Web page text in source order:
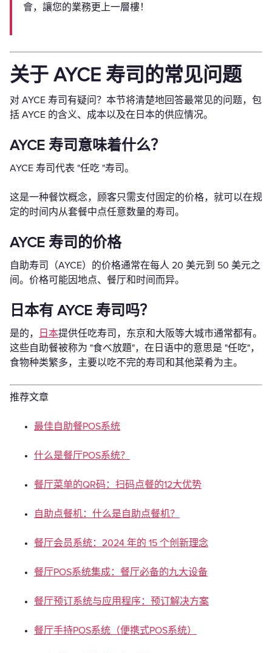
會，讓您的業務更上一層樓！
关于 AYCE 寿司的常见问题
对 AYCE 寿司有疑问？本节将清楚地回答最常见的问题，包
括 AYCE 的含义、成本以及在日本的供应情况。
AYCE 寿司意味着什么？
AYCE 寿司代表 "任吃 "寿司。
这是一种餐饮概念，顾客只需支付固定的价格，就可以在规
定的时间内从套餐中点任意数量的寿司。
AYCE 寿司的价格
自助寿司（AYCE）的价格通常在每人 20 美元到 50 美元之
间。价格可能因地点、餐厅和时间而异。
日本有 AYCE 寿司吗？
是的， 日本提供任吃寿司，东京和大阪等大城市通常都有。
这些自助餐被称为 "食べ放題"，在日语中的意思是 "任吃"，
食物种类繁多，主要以吃不完的寿司和其他菜肴为主。
推荐文章
最佳自助餐POS系统
什么是餐厅POS系统？
餐厅菜单的QR码：扫码点餐的12大优势
自助点餐机：什么是自助点餐机？
餐厅会员系统：2024 年的 15 个创新理念
餐厅POS系统集成：餐厅必备的九大设备
餐厅预订系统与应用程序：预订解决方案
餐厅手持POS系统（便携式POS系统）